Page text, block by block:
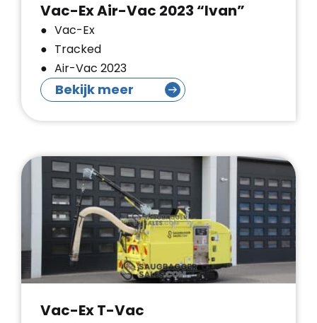
Vac-Ex Air-Vac 2023 “Ivan”
Vac-Ex
Tracked
Air-Vac 2023
Bekijk meer
Vac-Ex T-Vac